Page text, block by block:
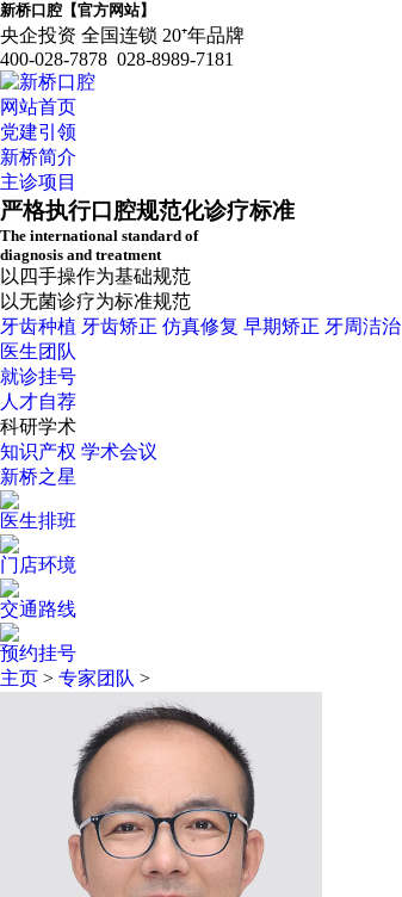
新桥口腔【官方网站】
央企投资 全国连锁 20⁺年品牌
400-028-7878 028-8989-7181
网站首页
党建引领
新桥简介
主诊项目
严格执行口腔规范化诊疗标准
The international standard of
diagnosis and treatment
以四手操作为基础规范
以无菌诊疗为标准规范
牙齿种植 牙齿矫正 仿真修复 早期矫正 牙周洁治
医生团队
就诊挂号
人才自荐
科研学术
知识产权 学术会议
新桥之星
医生排班
门店环境
交通路线
预约挂号
主页 > 专家团队 >